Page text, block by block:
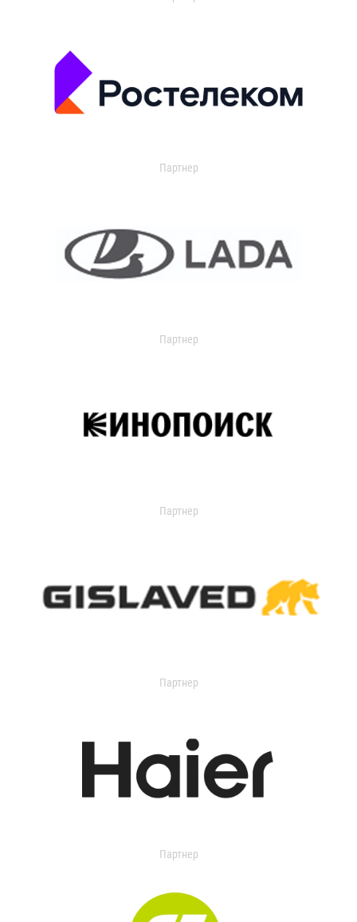
Партнер
Партнер
Партнер
Партнер
Партнер